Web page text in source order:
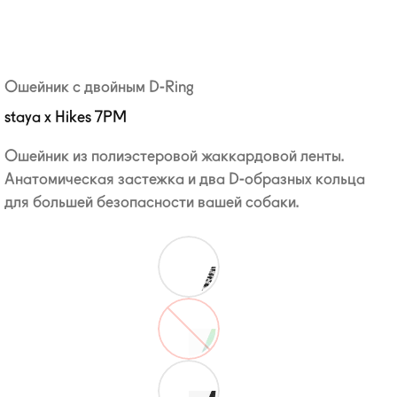
Ошейник с двойным D-Ring
staya x Hikes 7PM
Ошейник из полиэстеровой жаккардовой ленты.
Анатомическая застежка и два D-образных кольца
для большей безопасности вашей собаки.